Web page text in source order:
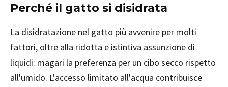
Perché il gatto si disidrata
La disidratazione nel gatto più avvenire per molti
fattori, oltre alla ridotta e istintiva assunzione di
liquidi: magari la preferenza per un cibo secco rispetto
all'umido. L'accesso limitato all'acqua contribuisce